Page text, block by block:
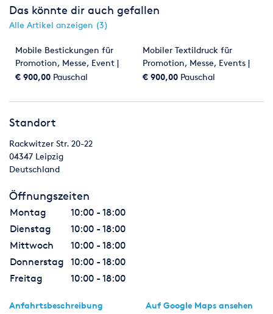
mobilen Einsatz Ihre Corporate Identity.
Ihre Vorteile:
zusätzliche Aufmerksamkeit und längere Verweildauer an
Ihrem POI
nachhaltiges Kundenerlebnis sowie eine erhöhte
Steigerung des Abverkaufs durch Personalisierung
Full-Service vom Produkt bis zur fertigen Prägung
Service vom zu gravierenden Produkt bis hin zur fertigen
Gravur
einen Aktionstag zzgl. anfallender Reise- und Hotelkosten,
sowie Kosten für Giveaways.
Gerne erstellen wir Ihnen ein individuelles Angebot.
Preise
= 650,00€
und Anzahl der Miettage.
Das könnte dir auch gefallen
Alle Artikel anzeigen (3)
Mobile Bestickungen für
Promotion, Messe, Event |
Stickmaschine |
Bestickungen
€ 900,00 Pauschal
Mobiler Textildruck für
Promotion, Messe, Events |
T-Shirt-Druck live vor Ort
€ 900,00 Pauschal
Standort
Rackwitzer Str. 20-22
04347 Leipzig
Deutschland
Öffnungszeiten
Montag
10:00 - 18:00
Dienstag
10:00 - 18:00
Mittwoch
10:00 - 18:00
Donnerstag
10:00 - 18:00
Freitag
10:00 - 18:00
Anfahrtsbeschreibung Auf Google Maps ansehen